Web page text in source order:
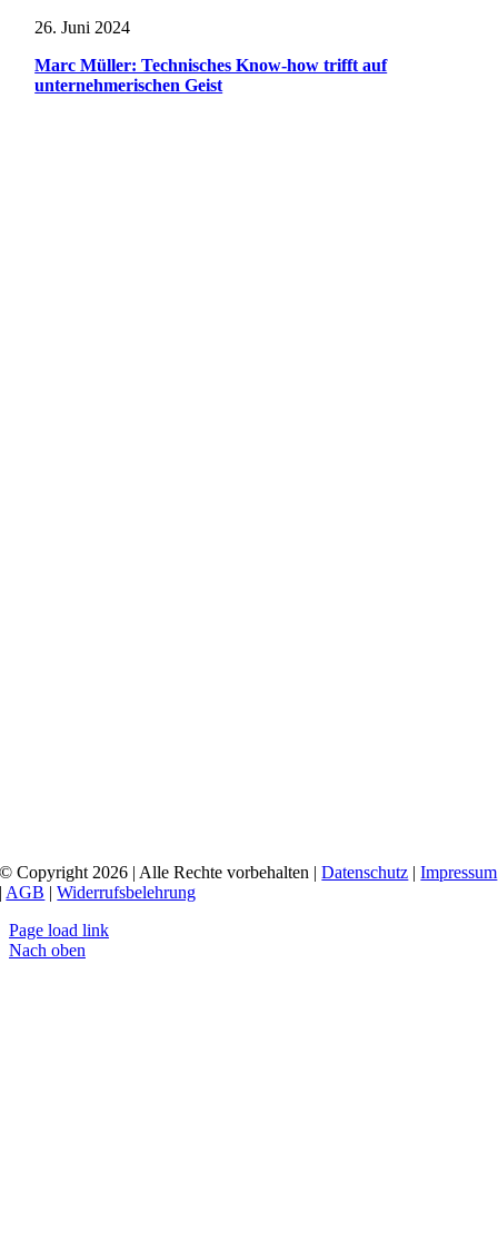
26. Juni 2024
Marc Müller: Technisches Know-how trifft auf
unternehmerischen Geist
© Copyright 2026 | Alle Rechte vorbehalten |Datenschutz |Impressum
| AGB |Widerrufsbelehrung
Page load link
Nach oben